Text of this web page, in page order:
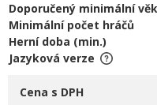
Doporučený minimální věk
Minimální počet hráčů
Herní doba (min.)
Jazyková verze
Cena s DPH